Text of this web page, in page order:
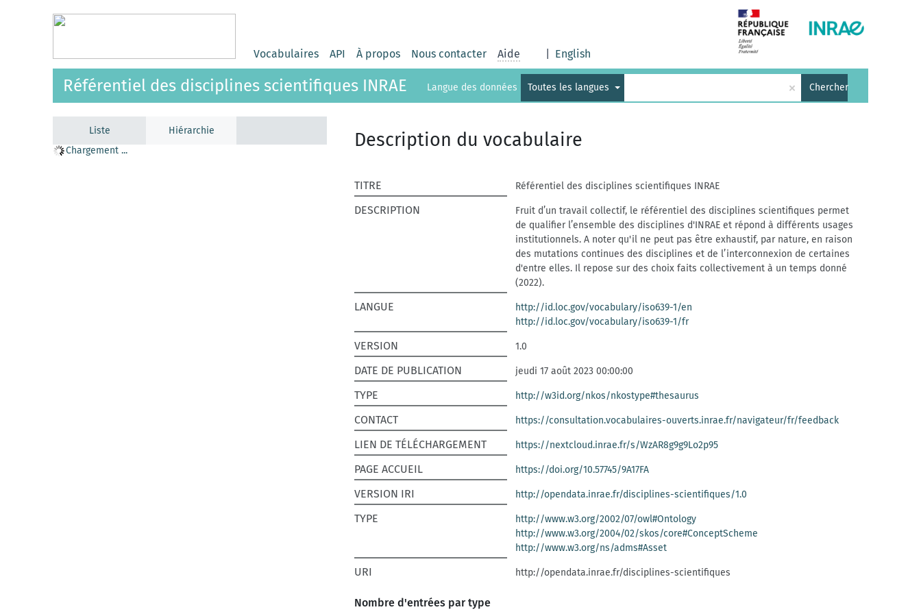
Vocabulaires API À propos Nous contacter Aide English
Référentiel des disciplines scientifiques INRAE Langue des données Toutes les langues × Chercher
Liste
Hiérarchie
Chargement ...
Description du vocabulaire
TITRE Référentiel des disciplines scientifiques INRAE
DESCRIPTION
Fruit d’un travail collectif, le référentiel des disciplines scientifiques permet
de qualifier l’ensemble des disciplines d'INRAE et répond à différents usages
institutionnels. A noter qu'il ne peut pas être exhaustif, par nature, en raison
des mutations continues des disciplines et de l’interconnexion de certaines
d'entre elles. Il repose sur des choix faits collectivement à un temps donné
(2022).
LANGUE
http://id.loc.gov/vocabulary/iso639-1/en
http://id.loc.gov/vocabulary/iso639-1/fr
VERSION 1.0
DATE DE PUBLICATION jeudi 17 août 2023 00:00:00
TYPE http://w3id.org/nkos/nkostype#thesaurus
CONTACT https://consultation.vocabulaires-ouverts.inrae.fr/navigateur/fr/feedback
LIEN DE TÉLÉCHARGEMENT https://nextcloud.inrae.fr/s/WzAR8g9g9Lo2p95
PAGE ACCUEIL https://doi.org/10.57745/9A17FA
VERSION IRI http://opendata.inrae.fr/disciplines-scientifiques/1.0
TYPE
http://www.w3.org/2002/07/owl#Ontology
http://www.w3.org/2004/02/skos/core#ConceptScheme
http://www.w3.org/ns/adms#Asset
URI http://opendata.inrae.fr/disciplines-scientifiques
Nombre d'entrées par type